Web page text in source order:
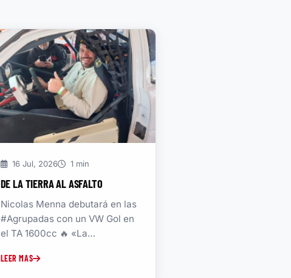
16 Jul, 2026 1 min
DE LA TIERRA AL ASFALTO
Nicolas Menna debutará en las
#Agrupadas con un VW Gol en
el TA 1600cc 🔥 «La
LEER MAS